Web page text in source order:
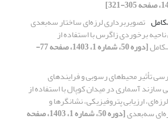
تصویربرداری لرزه‌ای ساختار سه‌بعدی
برخوردی زاگرس با استفاده از
[دوره 50، شماره 1، 1403، صفحه 77-
تأثیر محیط‌های رسوبی و فرایندهای
سازند آسماری در میدان کوپال با استفاده از
ارزیابی پتروفیزیکی، نشانگرها و
سه‌بعدی [دوره 50، شماره 1، 1403، صفحه